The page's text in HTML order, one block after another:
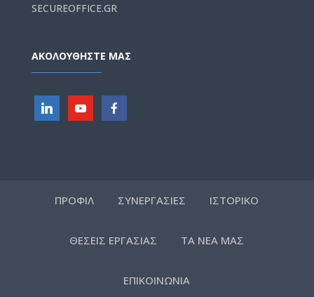
SECUREOFFICE.GR
ΑΚΟΛΟΥΘΗΣΤΕ ΜΑΣ
ΠΡΟΦΙΛ ΣΥΝΕΡΓΑΣΙΕΣ ΙΣΤΟΡΙΚΟ
ΘΕΣΕΙΣ ΕΡΓΑΣΙΑΣ ΤΑ ΝΕΑ ΜΑΣ
ΕΠΙΚΟΙΝΩΝΙΑ